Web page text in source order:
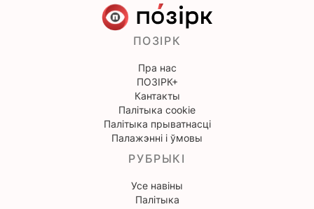
ПОЗІРК
Пра нас
ПОЗІРК+
Кантакты
Палітыка cookie
Палітыка прыватнасці
Палажэнні і ўмовы
РУБРЫКІ
Усе навіны
Палітыка